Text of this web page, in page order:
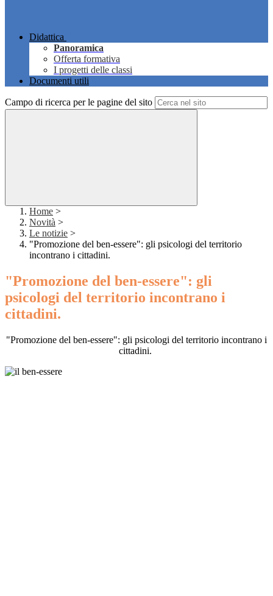
Didattica
Panoramica
Offerta formativa
I progetti delle classi
Documenti utili
Campo di ricerca per le pagine del sito
Home >
Novità >
Le notizie >
"Promozione del ben-essere": gli psicologi del territorio
incontrano i cittadini.
"Promozione del ben-essere": gli
psicologi del territorio incontrano i
cittadini.
"Promozione del ben-essere": gli psicologi del territorio incontrano i
cittadini.